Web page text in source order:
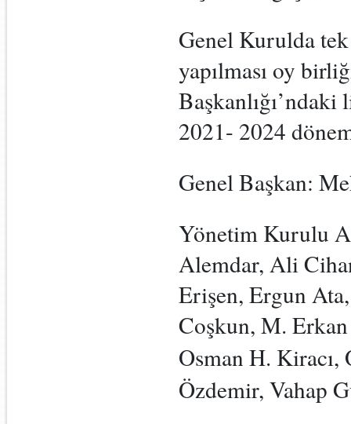
Genel Kurulda
yapılması oy
2021- 2024
Genel Başkan:
Yönetim Kurulu
Alemdar, Ali
Erişen, Ergun
Coşkun, M.
Osman H.
Özdemir, Vahap